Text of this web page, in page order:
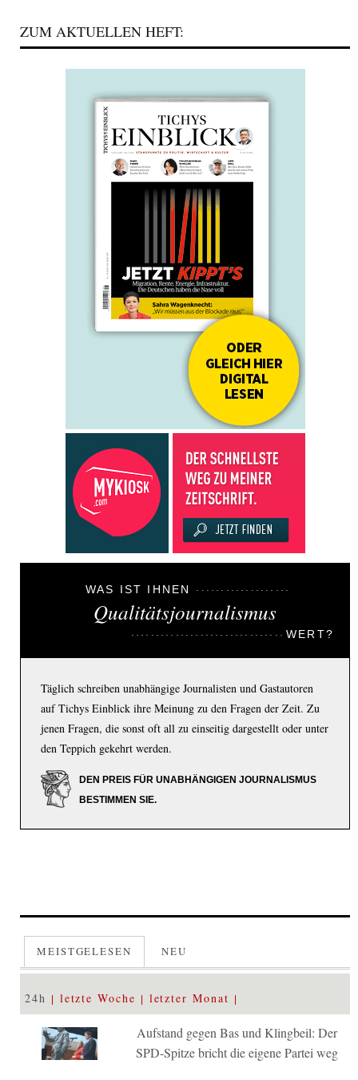
ZUM AKTUELLEN HEFT:
WAS IST IHNEN
Qualitätsjournalismus
WERT?
Täglich schreiben unabhängige Journalisten und Gastautoren
auf Tichys Einblick ihre Meinung zu den Fragen der Zeit. Zu
jenen Fragen, die sonst oft all zu einseitig dargestellt oder unter
den Teppich gekehrt werden.
DEN PREIS FÜR UNABHÄNGIGEN JOURNALISMUS
BESTIMMEN SIE.
MEISTGELESEN NEU
24h letzte Woche letzter Monat
Aufstand gegen Bas und Klingbeil: Der
SPD-Spitze bricht die eigene Partei weg